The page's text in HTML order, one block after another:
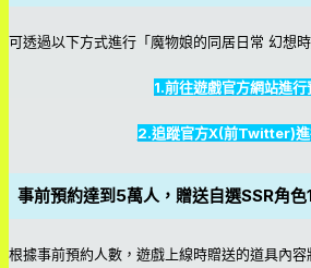
可透過以下方式進行「魔物娘的同居日常 幻想
1.前往遊戲官方網站進行
2.追蹤官方X(前Twitter)進
事前預約達到5萬人，贈送自選SSR角色
根據事前預約人數，遊戲上線時贈送的道具內容